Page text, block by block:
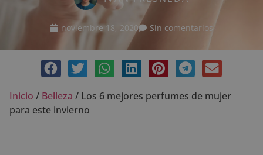
noviembre 18, 2020 Sin comentarios
Inicio / Belleza / Los 6 mejores perfumes de mujer
para este invierno